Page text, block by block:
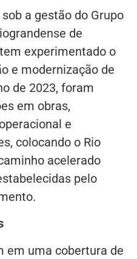
a gestão do Grupo
de
experimentado o
e modernização de
de 2023, foram
em obras,
e
colocando o Rio
acelerado
pelo
em uma cobertura de